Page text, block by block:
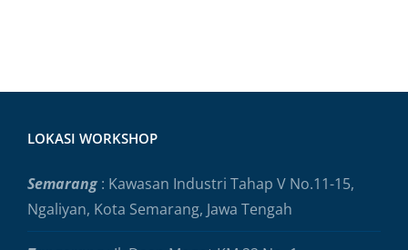
LOKASI WORKSHOP
Semarang : Kawasan Industri Tahap V No.11-15,
Ngaliyan, Kota Semarang, Jawa Tengah